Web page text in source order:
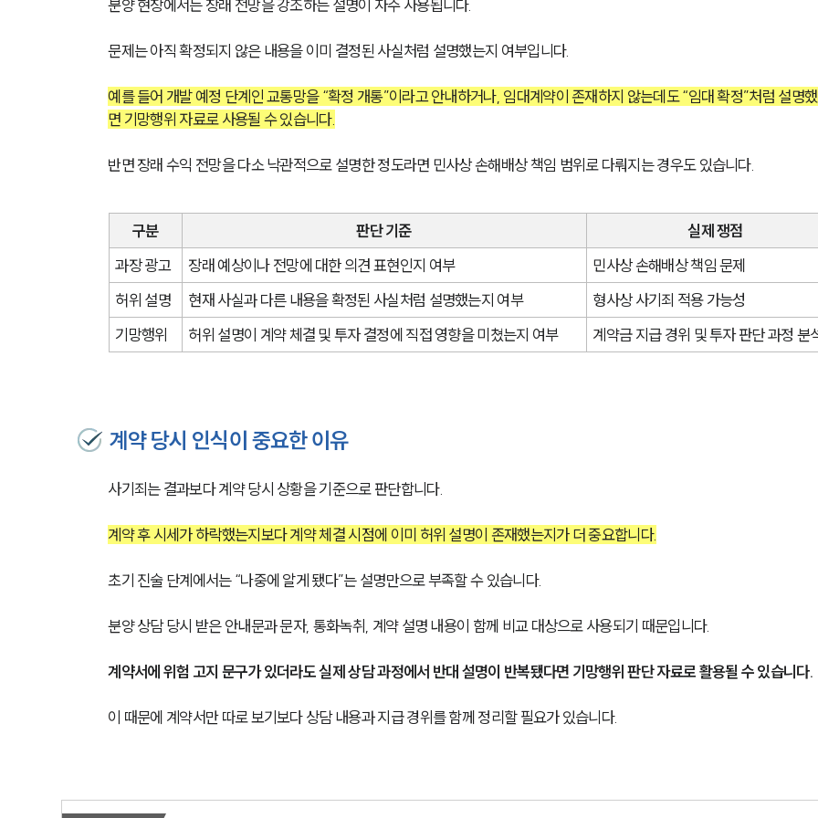
분양 현장에서는 장래 전망을 강조하는 설명이 자주 사용됩니다.
문제는 아직 확정되지 않은 내용을 이미 결정된 사실처럼 설명했는지 여부입니다.
예를 들어 개발 예정 단계인 교통망을 “확정 개통”이라고 안내하거나, 임대계약이 존재하지 않는데도 “임대 확정”처럼 설명
면 기망행위 자료로 사용될 수 있습니다.
반면 장래 수익 전망을 다소 낙관적으로 설명한 정도라면 민사상 손해배상 책임 범위로 다뤄지는 경우도 있습니다.
구분 판단 기준
실제 쟁점
과장 광고
장래 예상이나 전망에 대한 의견 표현인지 여부
민사상 손해배상 책임 문제
허위 설명
현재 사실과 다른 내용을 확정된 사실처럼 설명했는지 여부
형사상 사기죄 적용 가능성
기망행위
허위 설명이 계약 체결 및 투자 결정에 직접 영향을 미쳤는지 여부 계약금 지급 경위 및 투자 판단 과정 분
계약 당시 인식이 중요한 이유
사기죄는 결과보다 계약 당시 상황을 기준으로 판단합니다.
계약 후 시세가 하락했는지보다 계약 체결 시점에 이미 허위 설명이 존재했는지가 더 중요합니다.
초기 진술 단계에서는 “나중에 알게 됐다”는 설명만으로 부족할 수 있습니다.
분양 상담 당시 받은 안내문과 문자, 통화녹취, 계약 설명 내용이 함께 비교 대상으로 사용되기 때문입니다.
계약서에 위험 고지 문구가 있더라도 실제 상담 과정에서 반대 설명이 반복됐다면 기망행위 판단 자료로 활용될 수 있습니다.
이 때문에 계약서만 따로 보기보다 상담 내용과 지급 경위를 함께 정리할 필요가 있습니다.